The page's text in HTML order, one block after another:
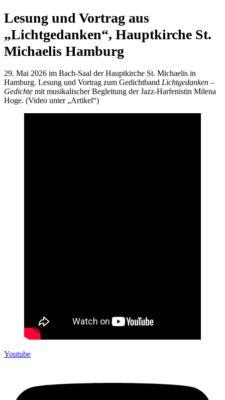
Lesung und Vortrag aus
„Lichtgedanken“, Hauptkirche St.
Michaelis Hamburg
29. Mai 2026 im Bach-Saal der Hauptkirche St. Michaelis in
Hamburg. Lesung und Vortrag zum Gedichtband Lichtgedanken –
Gedichte mit musikalischer Begleitung der Jazz-Harfenistin Milena
Hoge. (Video unter „Artikel“)
Youtube